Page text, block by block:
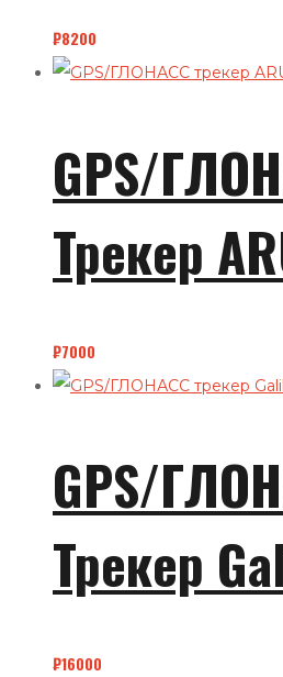
₽8200
GPS/
Трекер
₽7000
GPS/
Трекер
₽16000